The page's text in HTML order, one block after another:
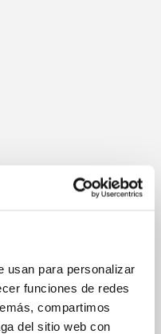
usan para personalizar
funciones de redes
compartimos
del sitio web con
FBCV